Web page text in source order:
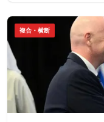
複合・横断